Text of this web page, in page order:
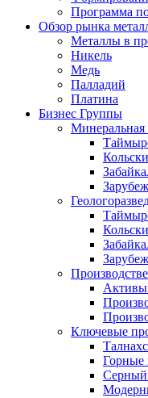
Программа
Обзор рынка
Металлы в
Никель
Медь
Палладий
Платина
Бизнес Группы
Минеральная
Активы
Ключевые
Горные
Серный